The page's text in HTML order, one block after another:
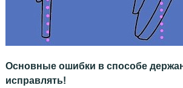
Основные ошибки в способе
исправлять!